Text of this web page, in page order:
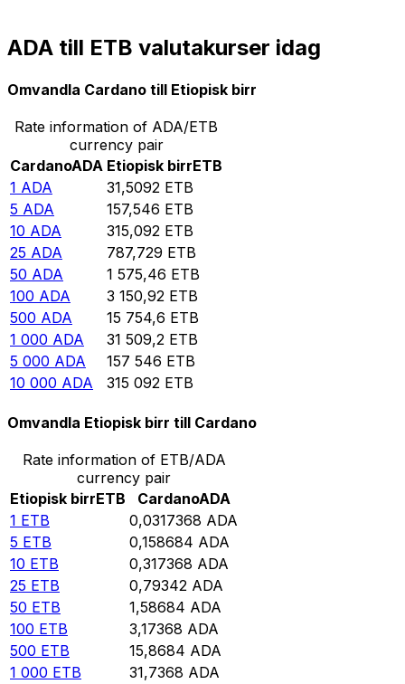
ADA till ETB valutakurser idag
Omvandla Cardano till Etiopisk birr
Rate information of ADA/ETB
currency pair
CardanoADA Etiopisk birrETB
1 ADA 31,5092 ETB
5 ADA 157,546 ETB
10 ADA 315,092 ETB
25 ADA 787,729 ETB
50 ADA 1 575,46 ETB
100 ADA 3 150,92 ETB
500 ADA 15 754,6 ETB
1 000 ADA 31 509,2 ETB
5 000 ADA 157 546 ETB
10 000 ADA 315 092 ETB
Omvandla Etiopisk birr till Cardano
Rate information of ETB/ADA
currency pair
Etiopisk birrETB CardanoADA
1 ETB 0,0317368 ADA
5 ETB 0,158684 ADA
10 ETB 0,317368 ADA
25 ETB 0,79342 ADA
50 ETB 1,58684 ADA
100 ETB 3,17368 ADA
500 ETB 15,8684 ADA
1 000 ETB 31,7368 ADA